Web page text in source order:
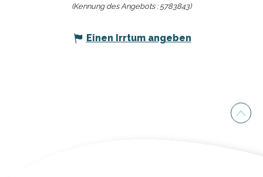
(Kennung des Angebots : 5783843)
Einen Irrtum angeben